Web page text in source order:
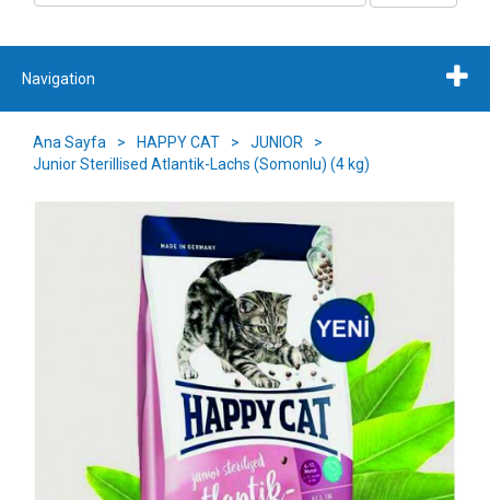
Navigation
Ana Sayfa > HAPPY CAT > JUNIOR
>
Junior Sterillised Atlantik-Lachs (Somonlu) (4 kg)